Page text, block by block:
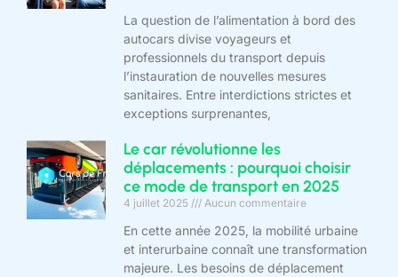
La question de l’alimentation à bord des
autocars divise voyageurs et
professionnels du transport depuis
l’instauration de nouvelles mesures
sanitaires. Entre interdictions strictes et
exceptions surprenantes,
Le car révolutionne les
déplacements : pourquoi choisir
ce mode de transport en 2025
4 juillet 2025 Aucun commentaire
En cette année 2025, la mobilité urbaine
et interurbaine connaît une transformation
majeure. Les besoins de déplacement